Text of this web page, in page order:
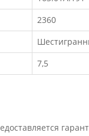
2360
7,5